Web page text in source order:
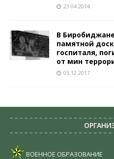
23.04.2014
В
памятной
госпиталя,
от мин
05.12.2017
ВОЕННОЕ ОБРАЗОВАНИЕ